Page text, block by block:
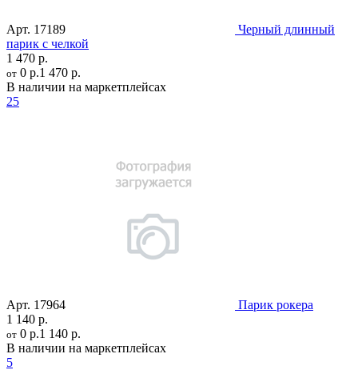
Арт. 17189
Черный длинный
парик с челкой
1 470 р.
от 0 р.1 470 р.
В наличии на маркетплейсах
25
Арт. 17964
Парик рокера
1 140 р.
от 0 р.1 140 р.
В наличии на маркетплейсах
5